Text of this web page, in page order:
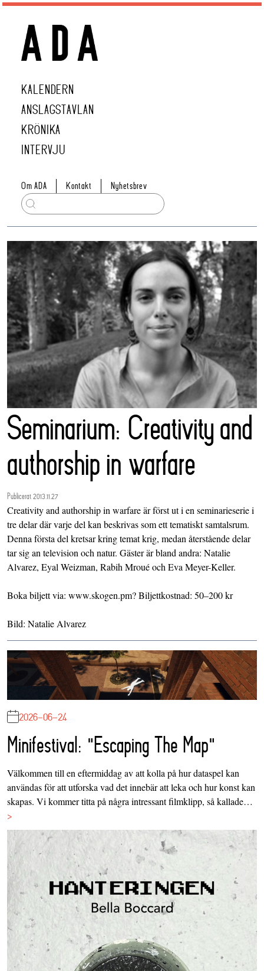
KALENDERN
ANSLAGSTAVLAN
KRÖNIKA
INTERVJU
Om ADA Kontakt Nyhetsbrev
Seminarium: Creativity and
authorship in warfare
Publicerat 2013.11.27
Creativity and authorship in warfare är först ut i en seminarieserie i
tre delar där varje del kan beskrivas som ett tematiskt samtalsrum.
Denna första del kretsar kring temat krig, medan återstående delar
tar sig an television och natur. Gäster är bland andra: Natalie
Alvarez, Eyal Weizman, Rabih Mroué och Eva Meyer-Keller.
Boka biljett via: www.skogen.pm? Biljettkostnad: 50–200 kr
Bild: Natalie Alvarez
2026-06-24
Minifestival: "Escaping The Map"
Välkommen till en eftermiddag av att kolla på hur dataspel kan
användas för att utforska vad det innebär att leka och hur konst kan
skapas. Vi kommer titta på några intressant filmklipp, så kallade…
>